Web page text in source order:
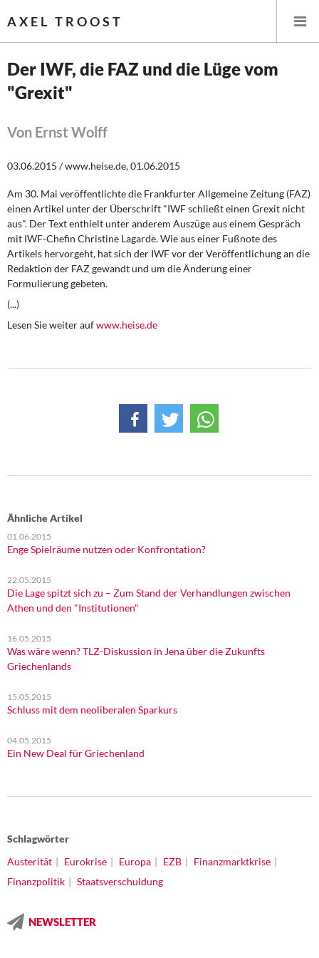
AXEL TROOST
Startseite
Themen
Leitlinien linker Wirtschafts- und Finanzpolitik
Wirtschaftspolitik
Steuer- und Finanzpolitik
Öffentliche Infrastruktur und Daseinsvorsorge
DIE LINKE
Institut Solidarische Moderne
Kontakt
Der IWF, die FAZ und die Lüge vom
"Grexit"
Von Ernst Wolff
03.06.2015 / www.heise.de, 01.06.2015
Am 30. Mai veröffentlichte die Frankfurter Allgemeine Zeitung (FAZ)
einen Artikel unter der Überschrift "IWF schließt einen Grexit nicht
aus". Der Text enthielt unter anderem Auszüge aus einem Gespräch
mit IWF-Chefin Christine Lagarde. Wie aus einer Fußnote des
Artikels hervorgeht, hat sich der IWF vor der Veröffentlichung an die
Redaktion der FAZ gewandt und um die Änderung einer
Formulierung gebeten.
(...)
Lesen Sie weiter aufwww.heise.de
Ähnliche Artikel
01.06.2015
Enge Spielräume nutzen oder Konfrontation?
22.05.2015
Die Lage spitzt sich zu – Zum Stand der Verhandlungen zwischen
Athen und den "Institutionen"
16.05.2015
Was wäre wenn? TLZ-Diskussion in Jena über die Zukunfts
Griechenlands
15.05.2015
Schluss mit dem neoliberalen Sparkurs
04.05.2015
Ein New Deal für Griechenland
Schlagwörter
Austerität
Eurokrise Europa EZB
Finanzmarktkrise
Finanzpolitik
Staatsverschuldung
NEWSLETTER